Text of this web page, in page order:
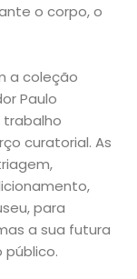
o corpo, o
a coleção
Paulo
trabalho
curatorial. As
para
a sua futura
público.